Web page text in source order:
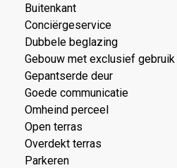
Buitenkant
Conciërgeservice
Dubbele beglazing
Gebouw met exclusief gebruik
Gepantserde deur
Goede communicatie
Omheind perceel
Open terras
Overdekt terras
Parkeren